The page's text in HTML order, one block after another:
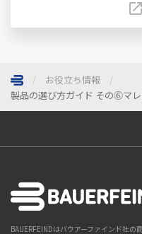
お役立ち情報
製品の選び方ガイド その⑥マ
ページトップへ
BAUERFEINDはバウアーファインド社